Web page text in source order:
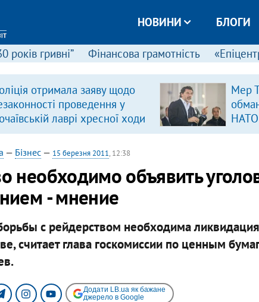
НОВИНИ БЛОГИ
років гривні” Фінансова грамотність
отримала заяву щодо
проведення у
лаврі хресної ходи
Мер
НАТО
— Бізнес— 15 березня 2011, 12:38
необходимо объявить
- мнение
с рейдерством необходима
считает глава госкомиссии по ценным
Додати LB.ua як бажане
джерело в Google